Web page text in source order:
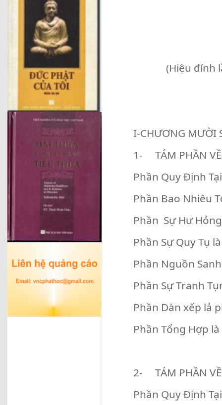
(Hiệu đính
I-CHƯƠNG MƯỜI
1- TÁM PHẦN
Phần Quy Định
Phần Bao Nhiêu
Phần Sự Hư
Phần Sự Quy Tụ
Phần Nguồn
Phần Sự Tranh
Phần Dàn xếp lả
Phần Tổng Hợp
2- TÁM PHẦN
Phần Quy Định